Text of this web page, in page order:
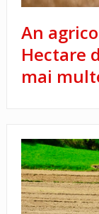
An
Hectare
mai